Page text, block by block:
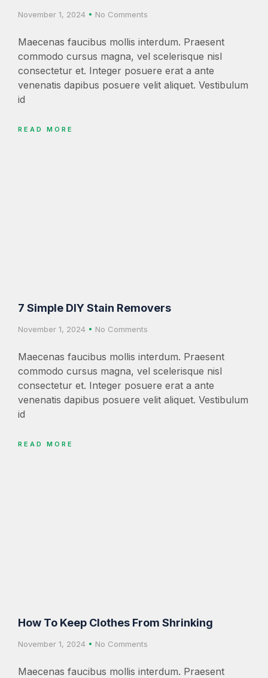
November 1, 2024 No Comments
Maecenas faucibus mollis interdum. Praesent
commodo cursus magna, vel scelerisque nisl
consectetur et. Integer posuere erat a ante
venenatis dapibus posuere velit aliquet. Vestibulum
id
READ MORE
7 Simple DIY Stain Removers
November 1, 2024 No Comments
Maecenas faucibus mollis interdum. Praesent
commodo cursus magna, vel scelerisque nisl
consectetur et. Integer posuere erat a ante
venenatis dapibus posuere velit aliquet. Vestibulum
id
READ MORE
How To Keep Clothes From Shrinking
November 1, 2024 No Comments
Maecenas faucibus mollis interdum. Praesent